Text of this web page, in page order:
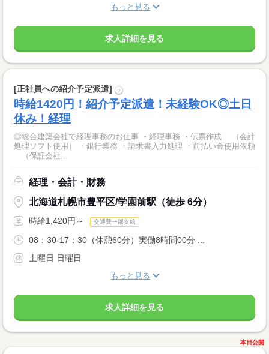
もっと見る
求人詳細を見る
[正社員への紹介予定派遣] ?
時給1420円！紹介予定派遣！未経験OK◎土日
休み！経理
◎総合建築会社で経理事務のお仕事 ・経理事務 ・伝票作成 （会計
処理ソフト使用） ・銀行業務 ・請求書入力処理 ・前払い金使用依頼
（保証会社...
経理・会計・財務
北海道札幌市豊平区/学園前駅（徒歩 6分）
時給1,420円～ 交通費一部支給
08：30-17：30（休憩60分）実働8時間00分 ...
土曜日 日曜日
もっと見る
求人詳細を見る
本日公開